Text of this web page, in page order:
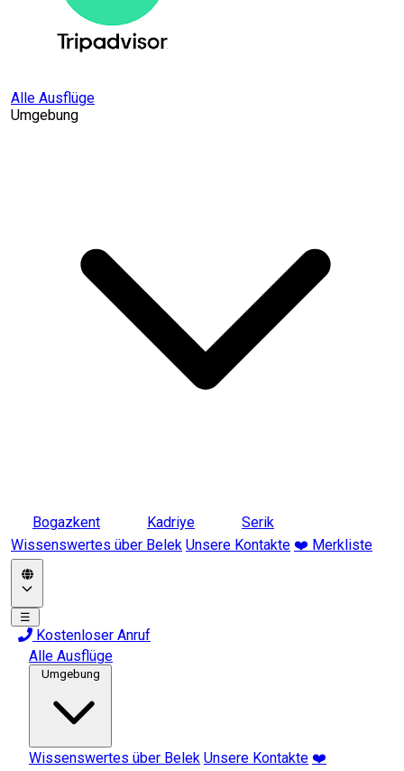
Alle Ausflüge
Umgebung
Bogazkent Kadriye
Serik
Wissenswertes über Belek Unsere Kontakte ❤️ Merkliste
☰
Kostenloser Anruf
Alle Ausflüge
Umgebung
Wissenswertes über Belek Unsere Kontakte ❤️